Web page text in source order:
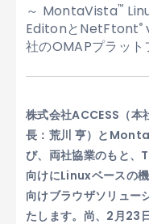
～ MontaVista™
EditonとNetFtont®
社のOMAPプラット
株式会社ACCESS（本
長：荒川 亨）と
び、両社協業のもと、
向けにLinuxベースの
向けブラウザソリュー
たします。尚、2月23